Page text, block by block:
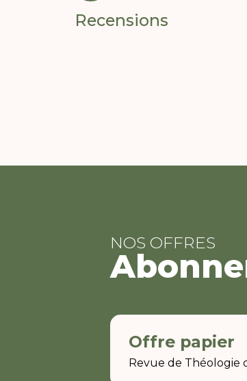
Recensions
NOS OFFRES
Offre papier
Revue de Théologie